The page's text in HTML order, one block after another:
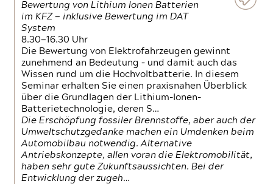
Bewertung von Lithium Ionen Batterien
im KFZ — inklusive Bewertung im DAT
System
8.30—16.30 Uhr
Die Bewertung von Elektrofahrzeugen gewinnt
zunehmend an Bedeutung – und damit auch das
Wissen rund um die Hochvoltbatterie. In diesem
Seminar erhalten Sie einen praxisnahen Überblick
über die Grundlagen der Lithium-Ionen-
Batterietechnologie, deren S…
Die Erschöpfung fossiler Brennstoffe, aber auch der
Umweltschutzgedanke machen ein Umdenken beim
Automobilbau notwendig. Alternative
Antriebskonzepte, allen voran die Elektromobilität,
haben sehr gute Zukunftsaussichten. Bei der
Entwicklung der zugeh…